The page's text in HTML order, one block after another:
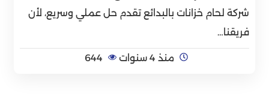
شركة لحام خزانات بالبدائع تقدم حل عملي وسريع، لأن
فريقنا…
منذ 4 سنوات 644